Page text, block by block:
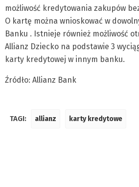
możliwość kredytowania zakupów
O kartę można wnioskować w
Banku . Istnieje również możliwość
Allianz Dziecko na podstawie 3
karty kredytowej w innym banku.
Źródło: Allianz Bank
TAGI: allianz karty kredytowe